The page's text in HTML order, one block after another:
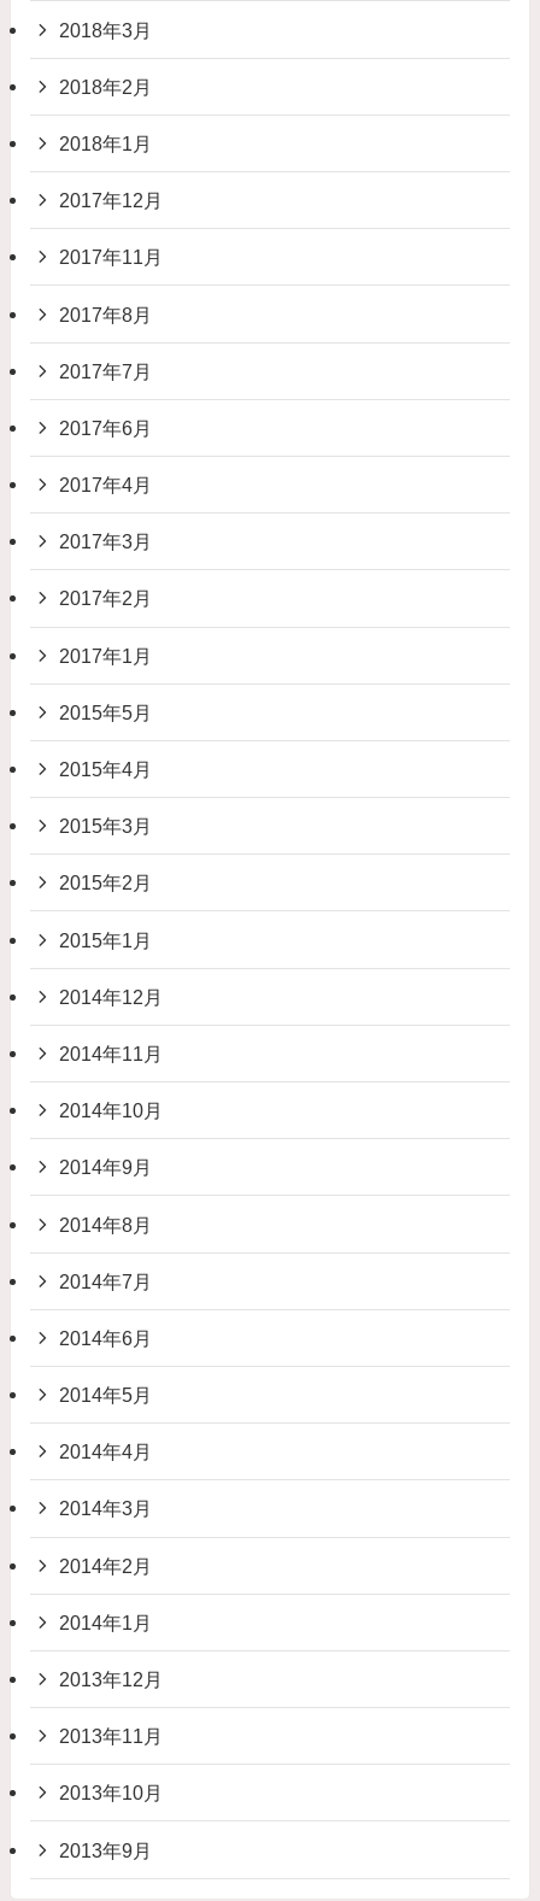
2018年3月
2018年2月
2018年1月
2017年12月
2017年11月
2017年8月
2017年7月
2017年6月
2017年4月
2017年3月
2017年2月
2017年1月
2015年5月
2015年4月
2015年3月
2015年2月
2015年1月
2014年12月
2014年11月
2014年10月
2014年9月
2014年8月
2014年7月
2014年6月
2014年5月
2014年4月
2014年3月
2014年2月
2014年1月
2013年12月
2013年11月
2013年10月
2013年9月